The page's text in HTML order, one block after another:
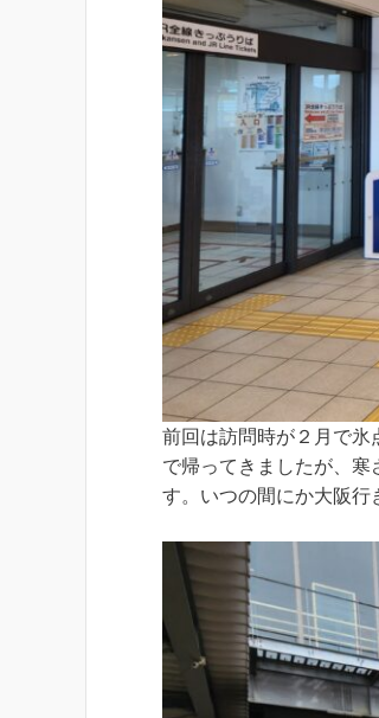
前回は訪問時が２月で氷
で帰ってきましたが、寒
す。いつの間にか大阪行